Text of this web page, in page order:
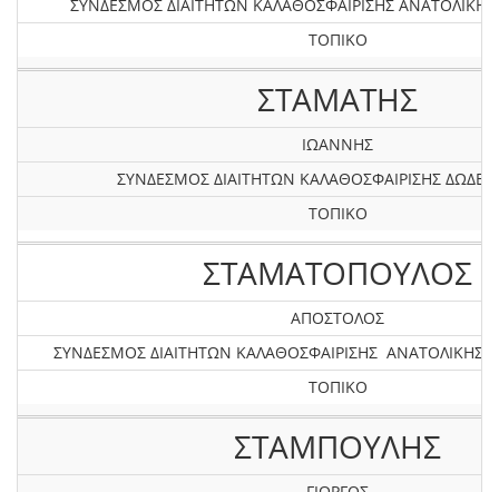
ΣΥΝΔΕΣΜΟΣ ΔΙΑΙΤΗΤΩΝ ΚΑΛΑΘΟΣΦΑΙΡΙΣΗΣ
ΤΟΠΙΚΟ
ΣΤΑΜΑΤΗΣ
ΙΩΑΝΝΗΣ
ΣΥΝΔΕΣΜΟΣ ΔΙΑΙΤΗΤΩΝ ΚΑΛΑΘΟΣΦΑΙΡΙΣΗΣ
ΤΟΠΙΚΟ
ΣΤΑΜΑΤΟΠΟΥΛΟΣ
ΑΠΟΣΤΟΛΟΣ
ΣΥΝΔΕΣΜΟΣ ΔΙΑΙΤΗΤΩΝ ΚΑΛΑΘΟΣΦΑΙΡΙΣΗΣ
ΤΟΠΙΚΟ
ΣΤΑΜΠΟΥΛΗΣ